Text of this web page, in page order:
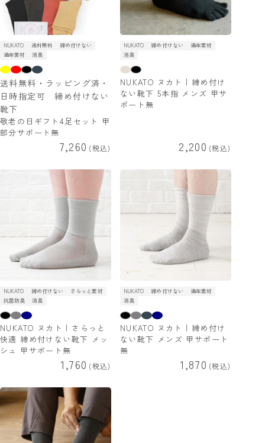
NUKATO 送料無料
締め付けない
通年素材
消臭
送料無料・ラッピング済・
日時指定可 締め付けない
靴下
敬老の日ギフト4足セット 甲
部分サポート無
7,260 税込
NUKATO 締め付けない
通年素材
消臭
NUKATO ヌカト | 締め付け
ない靴下 5本指 メンズ 甲サ
ポート無
2,200 税込
NUKATO 締め付けない
さらっと素材
抗菌防臭
消臭
NUKATO ヌカト | さらっと
快適 締め付けない靴下 メッ
シュ 甲サポート無
1,760 税込
NUKATO 締め付けない
通年素材
消臭
NUKATO ヌカト | 締め付け
ない靴下 メンズ 甲サポート
無
1,870 税込